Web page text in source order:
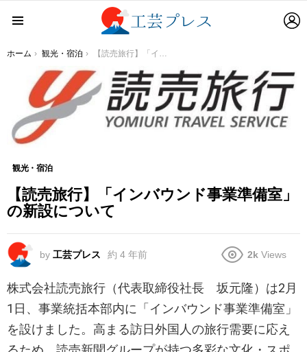
You are here:
ホーム 観光・宿泊 【読売旅行】「インバウンド事業準備室」の新設について
観光・宿泊
【読売旅行】「インバウンド事業準備室」
の新設について
by 工芸プレス 約 4 年前 2k Views
株式会社読売旅行（代表取締役社長 坂元隆）は2月
1日、事業統括本部内に「インバウンド事業準備室」
を設けました。高まる訪日外国人の旅行需要に応え